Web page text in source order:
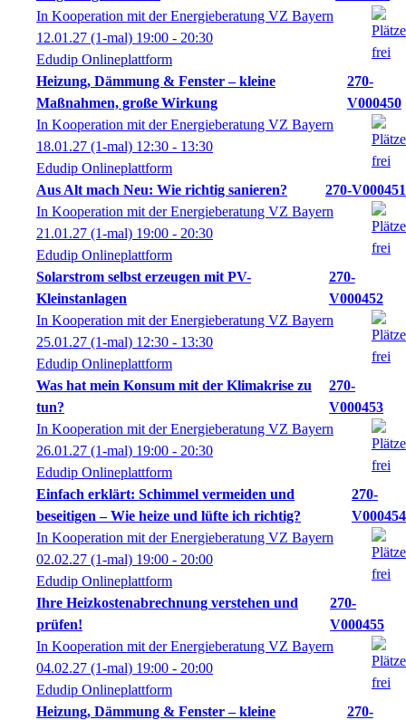
In Kooperation mit der Energieberatung VZ Bayern
12.01.27 (1-mal) 19:00 - 20:30
Edudip Onlineplattform
Heizung, Dämmung & Fenster – kleine
Maßnahmen, große Wirkung
270-
V000450
In Kooperation mit der Energieberatung VZ Bayern
18.01.27 (1-mal) 12:30 - 13:30
Edudip Onlineplattform
Aus Alt mach Neu: Wie richtig sanieren?
270-V000451
In Kooperation mit der Energieberatung VZ Bayern
21.01.27 (1-mal) 19:00 - 20:30
Edudip Onlineplattform
Solarstrom selbst erzeugen mit PV-
Kleinstanlagen
270-
V000452
In Kooperation mit der Energieberatung VZ Bayern
25.01.27 (1-mal) 12:30 - 13:30
Edudip Onlineplattform
Was hat mein Konsum mit der Klimakrise zu
tun?
270-
V000453
In Kooperation mit der Energieberatung VZ Bayern
26.01.27 (1-mal) 19:00 - 20:30
Edudip Onlineplattform
Einfach erklärt: Schimmel vermeiden und
beseitigen – Wie heize und lüfte ich richtig?
270-
V000454
In Kooperation mit der Energieberatung VZ Bayern
02.02.27 (1-mal) 19:00 - 20:00
Edudip Onlineplattform
Ihre Heizkostenabrechnung verstehen und
prüfen!
270-
V000455
In Kooperation mit der Energieberatung VZ Bayern
04.02.27 (1-mal) 19:00 - 20:00
Edudip Onlineplattform
Heizung, Dämmung & Fenster – kleine
270-